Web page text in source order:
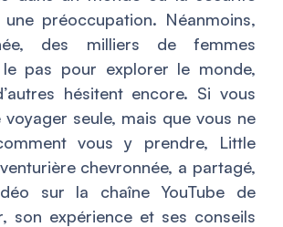
préoccupation. Néanmoins,
des milliers de femmes
le pas pour explorer le monde,
hésitent encore. Si vous
voyager seule, mais que vous ne
vous y prendre, Little
chevronnée, a partagé,
sur la chaîne YouTube de
son expérience et ses conseils